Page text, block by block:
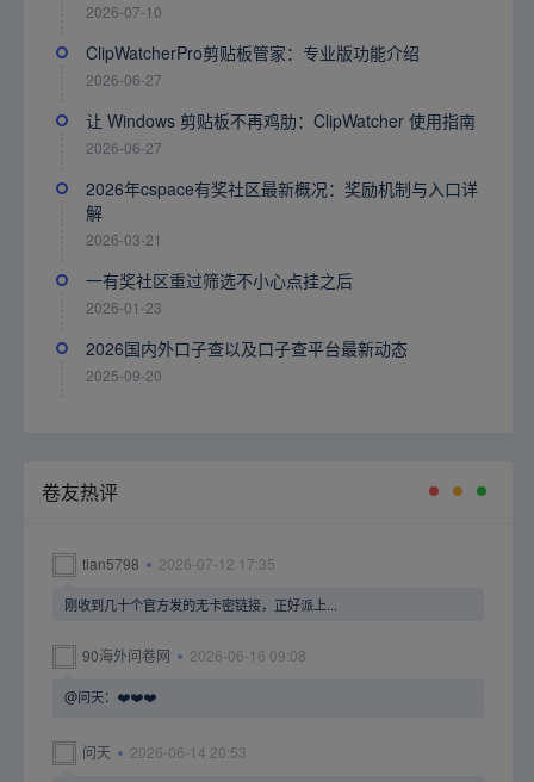
2026-07-10
ClipWatcherPro剪贴板管家：专业版功能介绍
2026-06-27
让 Windows 剪贴板不再鸡肋：ClipWatcher 使用指南
2026-06-27
2026年cspace有奖社区最新概况：奖励机制与入口详
解
2026-03-21
一有奖社区重过筛选不小心点挂之后
2026-01-23
2026国内外口子查以及口子查平台最新动态
2025-09-20
卷友热评
tian5798 2026-07-12 17:35
刚收到几十个官方发的无卡密链接，正好派上...
90海外问卷网 2026-06-16 09:08
@问天：❤️❤️❤️
问天 2026-06-14 20:53